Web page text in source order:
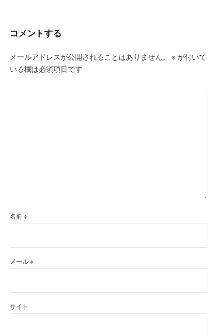
ョ
コメントする
メールアドレスが公開されることはありません。 ※ が付いて
いる欄は必須項目です
名前※
メール※
サイト